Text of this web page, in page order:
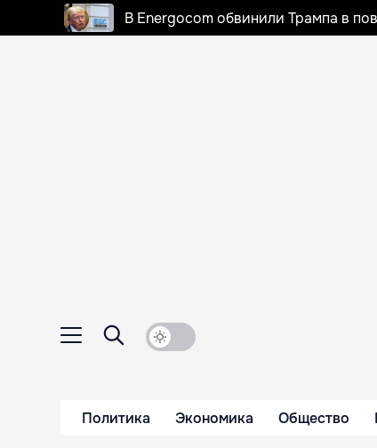
В Energocom обвинили Трампа в
Политика Экономика Общество